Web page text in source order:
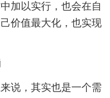
加以实行，也会在自
价值最大化，也实现
说，其实也是一个需